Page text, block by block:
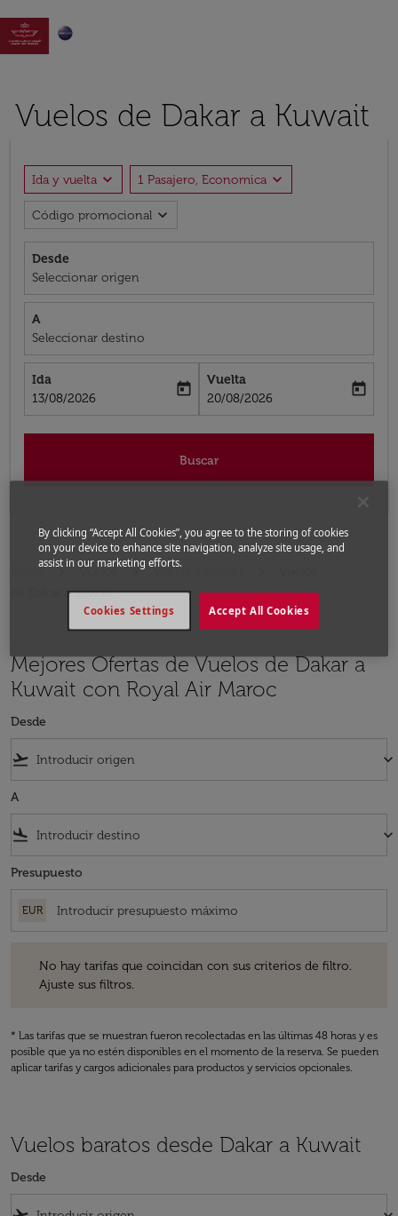

Vuelos de Dakar a Kuwait
Ida y vuelta expand_more 1 Pasajero, Economica expand_more
Código promocional expand_more
Desde
Seleccionar origen
A
Seleccionar destino
Ida
fc-booking-departure-date-aria-label
13/08/2026
today
Vuelta
fc-booking-return-date-aria-label
20/08/2026
today
Buscar
Inicio Vuelos Vuelos a Kuwait
de Dakar a Kuwait
Mejores Ofertas de Vuelos de Dakar a
Kuwait con Royal Air Maroc
Desde
flight_takeoff keyboard_arrow_down
A
flight_land keyboard_arrow_down
Presupuesto
EUR
No hay tarifas que coincidan con sus criterios de filtro.
Ajuste sus filtros.
* Las tarifas que se muestran fueron recolectadas en las últimas 48 horas y es
posible que ya no estén disponibles en el momento de la reserva. Se pueden
aplicar tarifas y cargos adicionales para productos y servicios opcionales.
Vuelos baratos desde Dakar a Kuwait
Desde
By clicking “Accept All Cookies”, you agree to the storing of cookies
on your device to enhance site navigation, analyze site usage, and
assist in our marketing efforts.
Accept All Cookies
Cookies Settings